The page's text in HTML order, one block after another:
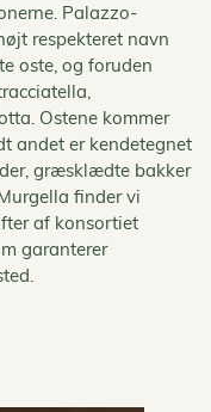
Palazzo-
respekteret navn
oste, og foruden
Ostene kommer
andet er kendetegnet
græsklædte bakker
finder vi
af konsortiet
garanterer